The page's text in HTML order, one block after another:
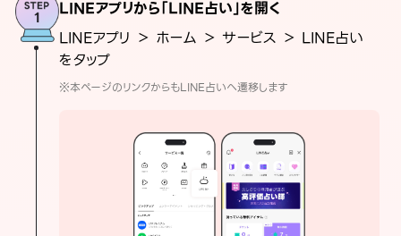
LINEアプリから「LINE占い」を開く
LINEアプリ ＞ ホーム ＞ サービス ＞ LINE占い
をタップ
※本ページのリンクからもLINE占いへ遷移します